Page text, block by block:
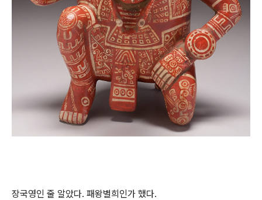
장국영인 줄 알았다. 패왕별희인가 했다.